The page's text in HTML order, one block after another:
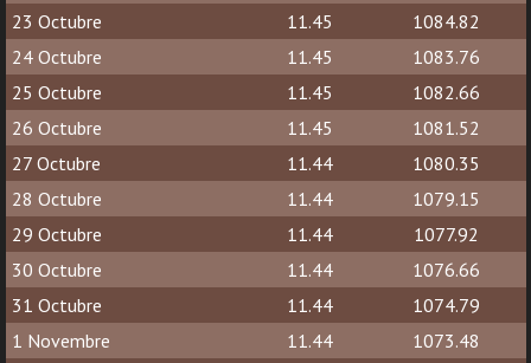
23 Octubre
11.45
1084.82
24 Octubre
11.45
1083.76
25 Octubre
11.45
1082.66
26 Octubre
11.45
1081.52
27 Octubre
11.44
1080.35
28 Octubre
11.44
1079.15
29 Octubre
11.44
1077.92
30 Octubre
11.44
1076.66
31 Octubre
11.44
1074.79
1 Novembre
11.44
1073.48